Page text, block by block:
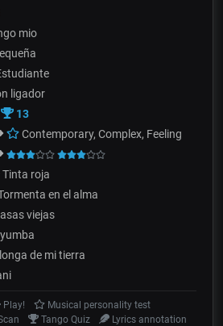
mio
ligador
13
Contemporary, Complex, Feeling
Tinta roja
en el alma
viejas
de mi tierra
Play!
Musical personality test
Tango Quiz Lyrics annotation